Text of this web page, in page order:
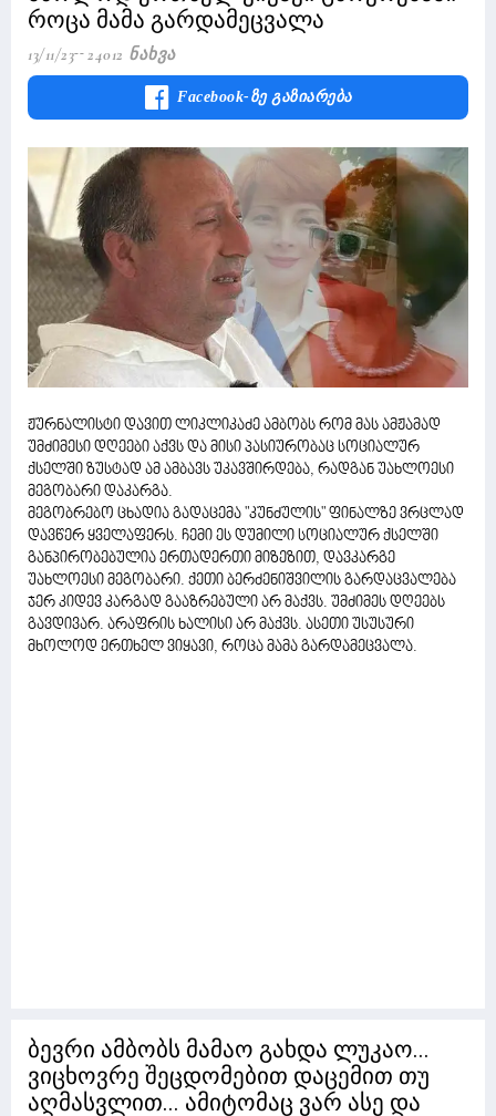
როცა მამა გარდამეცვალა
13/11/23 24012 Ნახვა
Facebook-Ზე Გაზიარება
ჟურნალისტი დავით ლიკლიკაძე ამბობს რომ მას ამჟამად
უმძიმესი დღეები აქვს და მისი პასიურობაც სოციალურ
ქსელში ზუსტად ამ ამბავს უკავშირდება, რადგან უახლოესი
მეგობარი დაკარგა.
მეგობრებო ცხადია გადაცემა "კუნძულის" ფინალზე ვრცლად
დავწერ ყველაფერს. ჩემი ეს დუმილი სოციალურ ქსელში
განპირობებულია ერთადერთი მიზეზით, დავკარგე
უახლოესი მეგობარი. ქეთი ბერძენიშვილის გარდაცვალება
ჯერ კიდევ კარგად გააზრებული არ მაქვს. უმძიმეს დღეებს
გავდივარ. არაფრის ხალისი არ მაქვს. ასეთი უსუსური
მხოლოდ ერთხელ ვიყავი, როცა მამა გარდამეცვალა.
ბევრი ამბობს მამაო გახდა ლუკაო...
ვიცხოვრე შეცდომებით დაცემით თუ
აღმასვლით... ამიტომაც ვარ ასე და